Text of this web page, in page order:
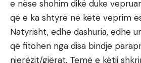
e nëse shohim dikë duke
që e ka shtyrë në këtë veprim
Natyrisht, edhe dashuria, edhe
që fitohen nga disa bindje
njerëzit/gjërat. Temë e këtij